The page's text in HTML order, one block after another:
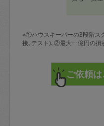
※①ハウスキーパーの3段階ス
接､テスト)､②最大一億円の